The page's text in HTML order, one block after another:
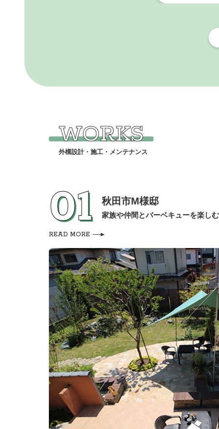
WORKS
01 秋田市M様邸
家族や仲間とバーベキューを楽し
READ MORE